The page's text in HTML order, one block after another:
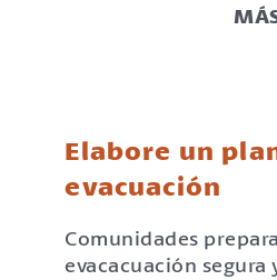
Elabore un
evacuación
Comunidades
evacacuación segura